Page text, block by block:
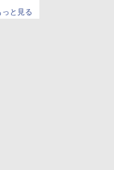
と堪能
れたか
っと見る